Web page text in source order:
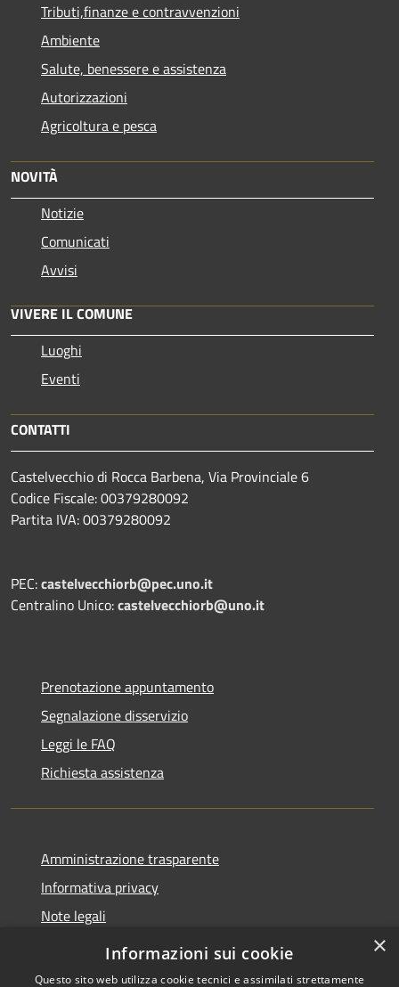
Tributi,finanze e contravvenzioni
Ambiente
Salute, benessere e assistenza
Autorizzazioni
Agricoltura e pesca
NOVITÀ
Notizie
Comunicati
Avvisi
VIVERE IL COMUNE
Luoghi
Eventi
CONTATTI
Castelvecchio di Rocca Barbena, Via Provinciale 6
Codice Fiscale: 00379280092
Partita IVA: 00379280092
PEC:castelvecchiorb@pec.uno.it
Centralino Unico:castelvecchiorb@uno.it
Prenotazione appuntamento
Segnalazione disservizio
Leggi le FAQ
Richiesta assistenza
Amministrazione trasparente
Informativa privacy
Note legali
Dichiarazione di accessibilità
×
Informazioni sui cookie
Questo sito web utilizza cookie tecnici e assimilati strettamente